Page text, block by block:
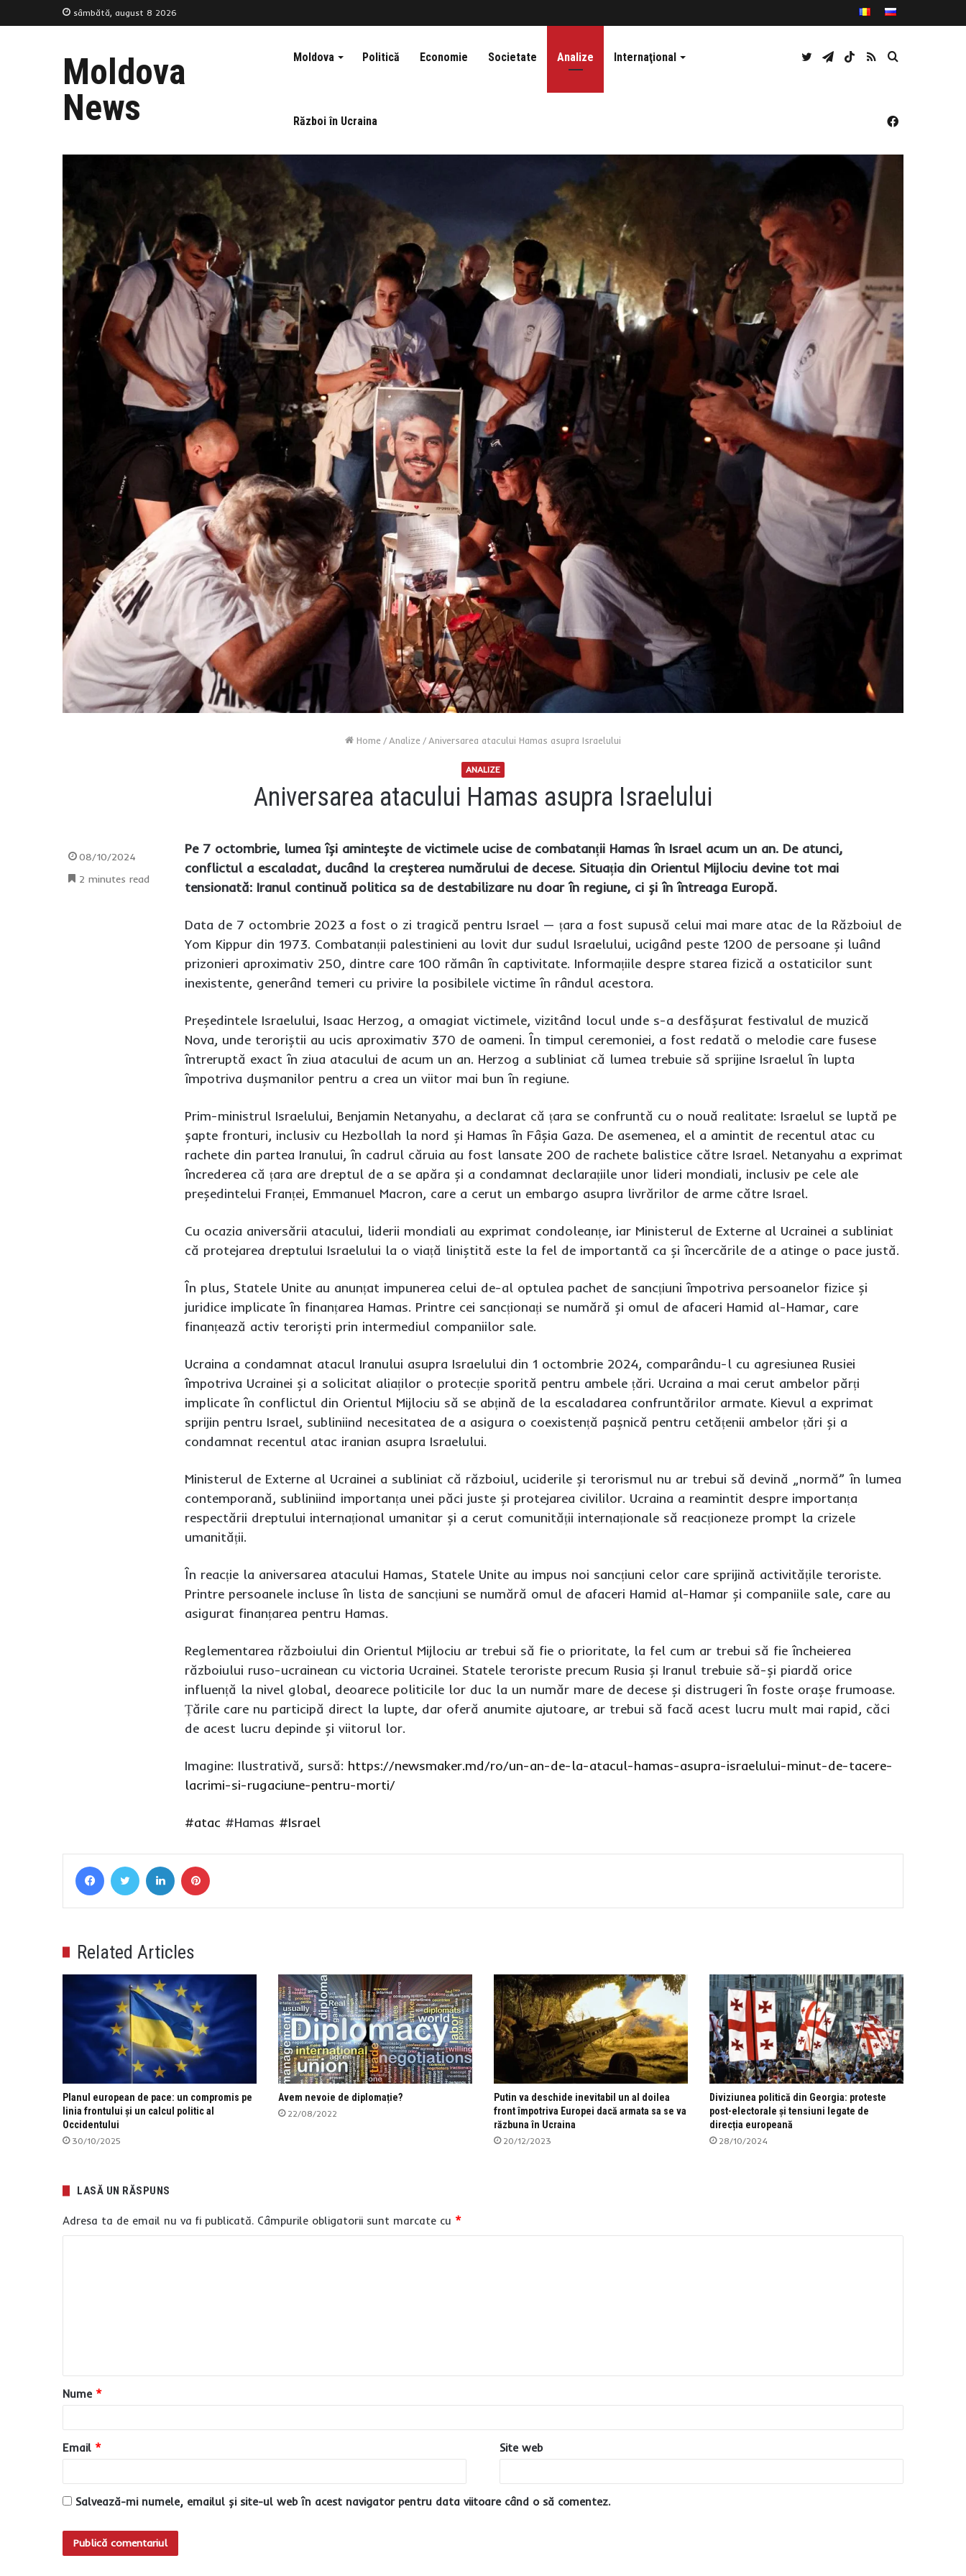
sâmbătă, august 8 2026
Moldova
News
Moldova Politică Economie Societate Analize Internaţional
Război în Ucraina
Caută
RSS
TikTok
Telegram
Twitter
Facebook
Home / Analize / Aniversarea atacului Hamas asupra Israelului
ANALIZE
Aniversarea atacului Hamas asupra Israelului
Pe 7 octombrie, lumea își amintește de victimele ucise de combatanții Hamas în Israel acum un an. De atunci,
conflictul a escaladat, ducând la creșterea numărului de decese. Situația din Orientul Mijlociu devine tot mai
tensionată: Iranul continuă politica sa de destabilizare nu doar în regiune, ci și în întreaga Europă.
Data de 7 octombrie 2023 a fost o zi tragică pentru Israel — țara a fost supusă celui mai mare atac de la Războiul de
Yom Kippur din 1973. Combatanții palestinieni au lovit dur sudul Israelului, ucigând peste 1200 de persoane și luând
prizonieri aproximativ 250, dintre care 100 rămân în captivitate. Informațiile despre starea fizică a ostaticilor sunt
inexistente, generând temeri cu privire la posibilele victime în rândul acestora.
Președintele Israelului, Isaac Herzog, a omagiat victimele, vizitând locul unde s-a desfășurat festivalul de muzică
Nova, unde teroriștii au ucis aproximativ 370 de oameni. În timpul ceremoniei, a fost redată o melodie care fusese
întreruptă exact în ziua atacului de acum un an. Herzog a subliniat că lumea trebuie să sprijine Israelul în lupta
împotriva dușmanilor pentru a crea un viitor mai bun în regiune.
Prim-ministrul Israelului, Benjamin Netanyahu, a declarat că țara se confruntă cu o nouă realitate: Israelul se luptă pe
șapte fronturi, inclusiv cu Hezbollah la nord și Hamas în Fâșia Gaza. De asemenea, el a amintit de recentul atac cu
rachete din partea Iranului, în cadrul căruia au fost lansate 200 de rachete balistice către Israel. Netanyahu a exprimat
încrederea că țara are dreptul de a se apăra și a condamnat declarațiile unor lideri mondiali, inclusiv pe cele ale
președintelui Franței, Emmanuel Macron, care a cerut un embargo asupra livrărilor de arme către Israel.
Cu ocazia aniversării atacului, liderii mondiali au exprimat condoleanțe, iar Ministerul de Externe al Ucrainei a subliniat
că protejarea dreptului Israelului la o viață liniștită este la fel de importantă ca și încercările de a atinge o pace justă.
În plus, Statele Unite au anunțat impunerea celui de-al optulea pachet de sancțiuni împotriva persoanelor fizice și
juridice implicate în finanțarea Hamas. Printre cei sancționați se numără și omul de afaceri Hamid al-Hamar, care
finanțează activ teroriști prin intermediul companiilor sale.
Ucraina a condamnat atacul Iranului asupra Israelului din 1 octombrie 2024, comparându-l cu agresiunea Rusiei
împotriva Ucrainei și a solicitat aliaților o protecție sporită pentru ambele țări. Ucraina a mai cerut ambelor părți
implicate în conflictul din Orientul Mijlociu să se abțină de la escaladarea confruntărilor armate. Kievul a exprimat
sprijin pentru Israel, subliniind necesitatea de a asigura o coexistență pașnică pentru cetățenii ambelor țări și a
condamnat recentul atac iranian asupra Israelului.
Ministerul de Externe al Ucrainei a subliniat că războiul, uciderile și terorismul nu ar trebui să devină „normă” în lumea
contemporană, subliniind importanța unei păci juste și protejarea civililor. Ucraina a reamintit despre importanța
respectării dreptului internațional umanitar și a cerut comunității internaționale să reacționeze prompt la crizele
umanității.
În reacție la aniversarea atacului Hamas, Statele Unite au impus noi sancțiuni celor care sprijină activitățile teroriste.
Printre persoanele incluse în lista de sancțiuni se numără omul de afaceri Hamid al-Hamar și companiile sale, care au
asigurat finanțarea pentru Hamas.
Reglementarea războiului din Orientul Mijlociu ar trebui să fie o prioritate, la fel cum ar trebui să fie încheierea
războiului ruso-ucrainean cu victoria Ucrainei. Statele teroriste precum Rusia și Iranul trebuie să-și piardă orice
influență la nivel global, deoarece politicile lor duc la un număr mare de decese și distrugeri în foste orașe frumoase.
Țările care nu participă direct la lupte, dar oferă anumite ajutoare, ar trebui să facă acest lucru mult mai rapid, căci
de acest lucru depinde și viitorul lor.
Imagine: Ilustrativă, sursă: https://newsmaker.md/ro/un-an-de-la-atacul-hamas-asupra-israelului-minut-de-tacere-
lacrimi-si-rugaciune-pentru-morti/
#atac #Hamas #Israel
08/10/2024
2 minutes read
FacebookTwitter LinkedIn
Related Articles
Planul european de pace: un compromis pe
linia frontului și un calcul politic al
Occidentului
30/10/2025
Avem nevoie de diplomație?
22/08/2022
Putin va deschide inevitabil un al doilea
front împotriva Europei dacă armata sa se va
răzbuna în Ucraina
20/12/2023
Diviziunea politică din Georgia: proteste
post-electorale și tensiuni legate de
direcția europeană
28/10/2024
LASĂ UN RĂSPUNS
Adresa ta de email nu va fi publicată. Câmpurile obligatorii sunt marcate cu *
a
r
u
*
Nume *
Email * Site web
Salvează-mi numele, emailul și site-ul web în acest navigator pentru data viitoare când o să comentez.